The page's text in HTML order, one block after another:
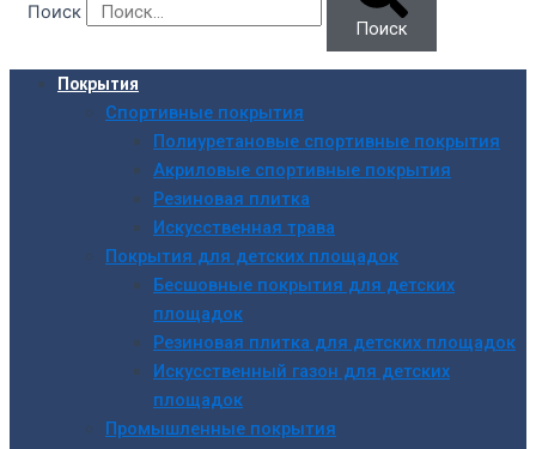
Поиск
Поиск
Покрытия
Спортивные покрытия
Полиуретановые спортивные покрытия
Акриловые спортивные покрытия
Резиновая плитка
Искусственная трава
Покрытия для детских площадок
Бесшовные покрытия для детских
площадок
Резиновая плитка для детских площадок
Искусственный газон для детских
площадок
Промышленные покрытия